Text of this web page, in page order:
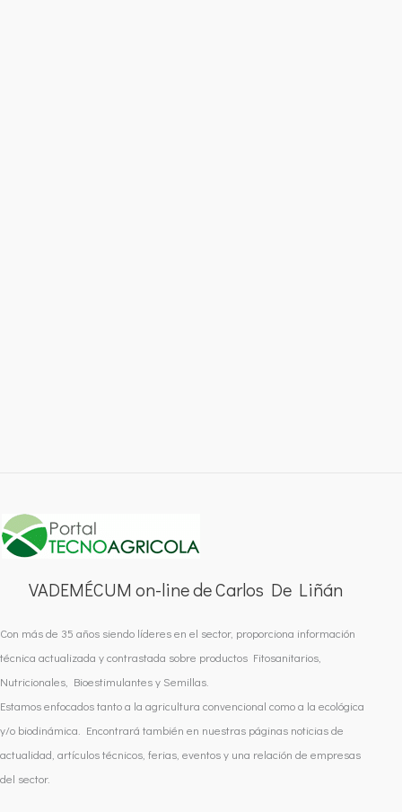
VADEMÉCUM on-line de Carlos De Liñán
Con más de 35 años siendo líderes en el sector, proporciona información
técnica actualizada y contrastada sobre productos Fitosanitarios,
Nutricionales, Bioestimulantes y Semillas.
Estamos enfocados tanto a la agricultura convencional como a la ecológica
y/o biodinámica. Encontrará también en nuestras páginas noticias de
actualidad, artículos técnicos, ferias, eventos y una relación de empresas
del sector.